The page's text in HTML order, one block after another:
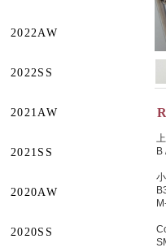
2022AW
2022SS
2021AW
2021SS
2020AW
2020SS
B